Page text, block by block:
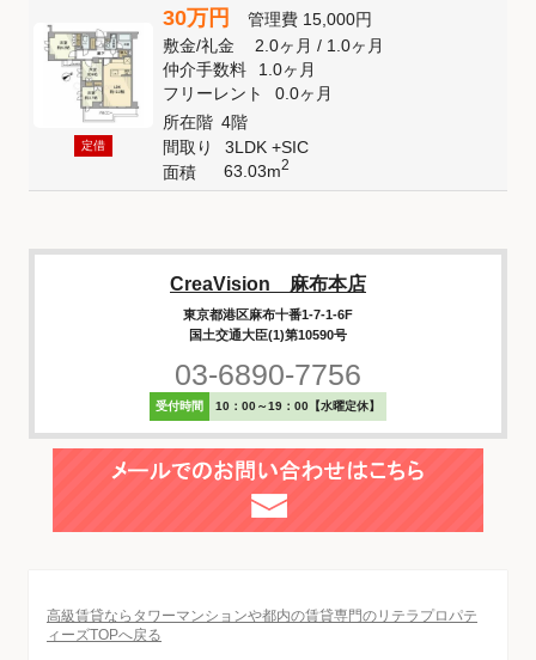
定借
30万円 管理費 15,000円
敷金/礼金 2.0ヶ月/ 1.0ヶ月
仲介手数料
1.0ヶ月
フリーレント
0.0ヶ月
所在階 4階
間取り
3LDK +SIC
面積
63.03m2
CreaVision 麻布本店
東京都港区麻布十番1-7-1-6F
国土交通大臣(1)第10590号
03-6890-7756
受付時間 10：00～19：00【水曜定休】
高級賃貸ならタワーマンションや都内の賃貸専門のリテラプロパテ
ィーズTOPへ戻る